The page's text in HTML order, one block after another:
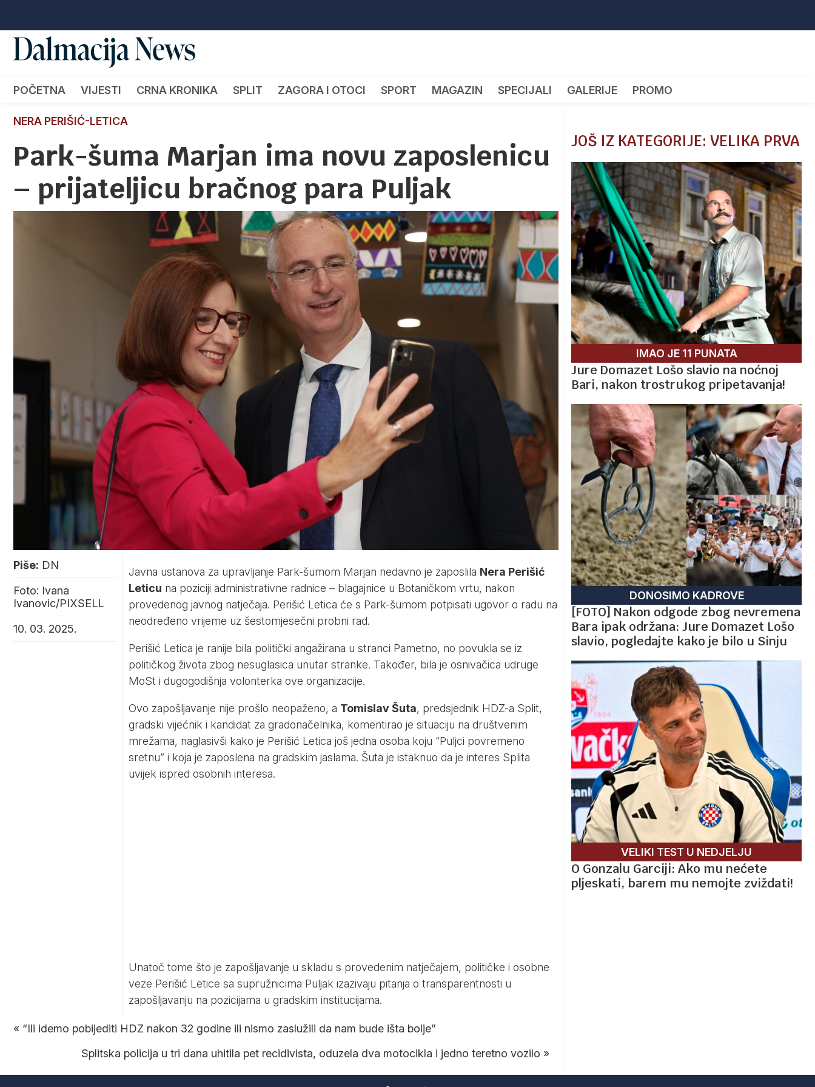
POČETNA VIJESTI CRNA KRONIKA SPLIT ZAGORA I OTOCI SPORT MAGAZIN SPECIJALI GALERIJE PROMO
NERA PERIŠIĆ-LETICA
Park-šuma Marjan ima novu zaposlenicu
– prijateljicu bračnog para Puljak
Piše: DN
Foto: Ivana
Ivanovic/PIXSELL
10. 03. 2025.
Javna ustanova za upravljanje Park-šumom Marjan nedavno je zaposlila Nera Perišić
Leticu na poziciji administrativne radnice – blagajnice u Botaničkom vrtu, nakon
provedenog javnog natječaja. Perišić Letica će s Park-šumom potpisati ugovor o radu na
neodređeno vrijeme uz šestomjesečni probni rad.
Perišić Letica je ranije bila politički angažirana u stranci Pametno, no povukla se iz
političkog života zbog nesuglasica unutar stranke. Također, bila je osnivačica udruge
MoSt i dugogodišnja volonterka ove organizacije.
Ovo zapošljavanje nije prošlo neopaženo, a Tomislav Šuta, predsjednik HDZ-a Split,
gradski vijećnik i kandidat za gradonačelnika, komentirao je situaciju na društvenim
mrežama, naglasivši kako je Perišić Letica još jedna osoba koju “Puljci povremeno
sretnu” i koja je zaposlena na gradskim jaslama. Šuta je istaknuo da je interes Splita
uvijek ispred osobnih interesa.
Unatoč tome što je zapošljavanje u skladu s provedenim natječajem, političke i osobne
veze Perišić Letice sa supružnicima Puljak izazivaju pitanja o transparentnosti u
zapošljavanju na pozicijama u gradskim institucijama.
« “Ili idemo pobijediti HDZ nakon 32 godine ili nismo zaslužili da nam bude išta bolje”
Splitska policija u tri dana uhitila pet recidivista, oduzela dva motocikla i jedno teretno vozilo »
JOŠ IZ KATEGORIJE: VELIKA PRVA
IMAO JE 11 PUNATA
Jure Domazet Lošo slavio na noćnoj
Bari, nakon trostrukog pripetavanja!
DONOSIMO KADROVE
[FOTO] Nakon odgode zbog nevremena
Bara ipak održana: Jure Domazet Lošo
slavio, pogledajte kako je bilo u Sinju
VELIKI TEST U NEDJELJU
O Gonzalu Garciji: Ako mu nećete
pljeskati, barem mu nemojte zviždati!